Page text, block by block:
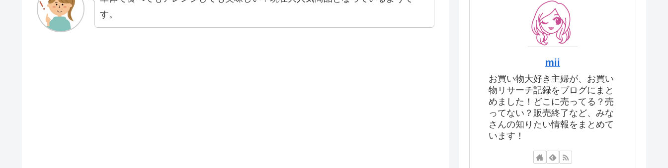
す。
mii
お買い物大好き主婦が、お買い
物リサーチ記録をブログにまと
めました！どこに売ってる？売
ってない？販売終了など、みな
さんの知りたい情報をまとめて
います！